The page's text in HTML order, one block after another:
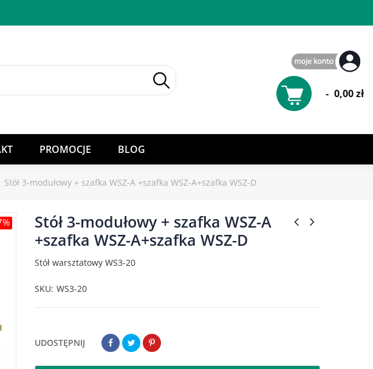
- 0,00 zł
PROMOCJE BLOG
Stół 3-modułowy + szafka WSZ-A +szafka WSZ-A+szafka WSZ-D
Stół 3-modułowy + szafka WSZ-A
+szafka WSZ-A+szafka WSZ-D
Stół warsztatowy WS3-20
SKU WS3-20
UDOSTĘPNIJ